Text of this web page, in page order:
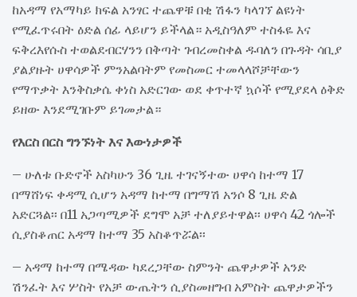
ከአዳማ የአማካይ ክፍል አንፃር ተጨዋቹ በቂ ሽፋን ካላገኘ ልዩነት
የሚፈጥሩበት ዕድል ሰፊ ላይሆን ይችላል። አዲስዓለም ተስፋዬ እና
ፍቅረእየሱስ ተወልደብርሃንን በቅጣት ገብረመስቀል ዱባለን በጉዳት ሳቢያ
ያልያዙት ሀዋሳዎች ምንአልባትም የመስመር ተመላላሾቻቸውን
የማጥቃት እንቅስቃሴ ቀነስ አድርገው ወደ ቀጥተኛ ኳሶች የሚያደላ ዕቅድ
ይዘው እንደሚገቡም ይገመታል።
የእርስ በርስ ግንኙነት እና እውነታዎች
– ሁለቱ ቡድኖች አስካሁን 36 ጊዜ ተገናኝተው ሀዋሳ ከተማ 17
በማሸነፍ ቀዳሚ ሲሆን አዳማ ከተማ በግማሽ አንሶ 8 ጊዜ ድል
አድርጓል፡፡ በ11 አጋጣሚዎች ደግሞ አቻ ተለያይተዋል፡፡ ሀዋሳ 42 ጎሎች
ሲያስቆጠር አዳማ ከተማ 35 አስቆጥሯል፡፡
– አዳማ ከተማ በሜዳው ካደረጋቸው ስምንት ጨዋታዎች አንድ
ሽንፈት እና ሦስት የአቻ ውጤትን ሲያስመዘግብ አምስት ጨዋታዎችን